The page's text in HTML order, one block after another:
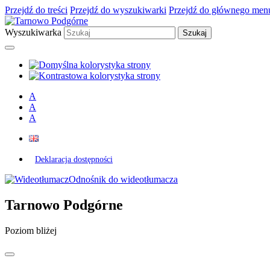
Przejdź do treści Przejdź do wyszukiwarki Przejdź do głównego
Wyszukiwarka
A
A
A
Deklaracja dostępności
Odnośnik do wideotłumacza
Tarnowo Podgórne
Poziom bliżej